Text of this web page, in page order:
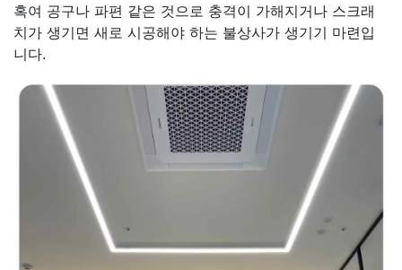
혹여 공구나 파편 같은 것으로 충격이 가해지거나 스크래
치가 생기면 새로 시공해야 하는 불상사가 생기기 마련입
니다.